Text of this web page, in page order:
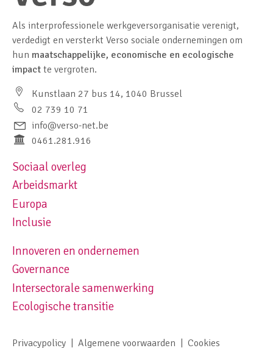
Als interprofessionele werkgeversorganisatie verenigt,
verdedigt en versterkt Verso sociale ondernemingen om
hun maatschappelijke, economische en ecologische
impact te vergroten.
Kunstlaan 27 bus 14, 1040 Brussel
02 739 10 71
info@verso-net.be
0461.281.916
Footer navigation left
Sociaal overleg
Arbeidsmarkt
Europa
Inclusie
Footer navigation right
Innoveren en ondernemen
Governance
Intersectorale samenwerking
Ecologische transitie
Privacypolicy Algemene voorwaarden Cookies